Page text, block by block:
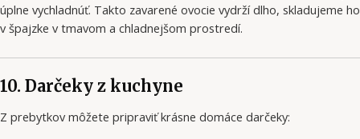
úplne vychladnúť. Takto zavarené ovocie vydrží dlho, skladujeme ho
v špajzke v tmavom a chladnejšom prostredí.
10. Darčeky z kuchyne
Z prebytkov môžete pripraviť krásne domáce darčeky: